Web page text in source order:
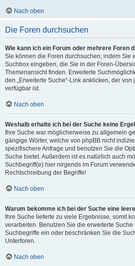
Nach oben
Die Foren durchsuchen
Wie kann ich ein Forum oder mehrere Foren
Sie können die Foren durchsuchen, indem Sie
Suchbox eingeben, die Sie in der Foren-
Themenansicht finden. Erweiterte
den „Erweiterte Suche“-Link anklicken, der
verfügbar ist.
Nach oben
Weshalb erhalte ich bei der Suche keine
Ihre Suche war möglicherweise zu allgemein
gängige Wörter, welche von phpBB nicht
spezifischere Anfrage und benutzen Sie die
Suche bietet. Außerdem ist es natürlich auch
Suchbegriff(e) hier nirgends im Forum
Rechtschreibung der Begriffe!
Nach oben
Warum bekomme ich bei der Suche eine
Ihre Suche lieferte zu viele Ergebnisse, somit
verarbeiten. Benutzen Sie die erweiterte
Suchbegriffe ein oder beschränken Sie die
Unterforen.
Nach oben